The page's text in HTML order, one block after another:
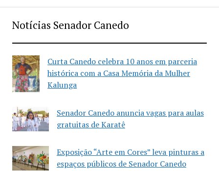
Notícias Senador Canedo
Curta Canedo celebra 10 anos em parceria
histórica com a Casa Memória da Mulher
Kalunga
Senador Canedo anuncia vagas para aulas
gratuitas de Karatê
Exposição “Arte em Cores” leva pinturas a
espaços públicos de Senador Canedo